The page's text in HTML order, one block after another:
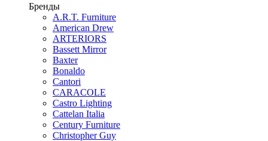
Бренды
A.R.T. Furniture
American Drew
ARTERIORS
Bassett Mirror
Baxter
Bonaldo
Cantori
CARACOLE
Castro Lighting
Cattelan Italia
Century Furniture
Christopher Guy